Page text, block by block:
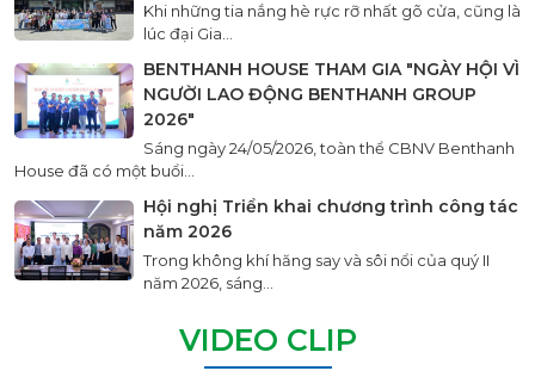
Khi những tia nắng hè rực rỡ nhất gõ cửa, cũng là
lúc đại Gia...
BENTHANH HOUSE THAM GIA "NGÀY HỘI VÌ
NGƯỜI LAO ĐỘNG BENTHANH GROUP
2026"
Sáng ngày 24/05/2026, toàn thể CBNV Benthanh
House đã có một buổi...
Hội nghị Triển khai chương trình công tác
năm 2026
Trong không khí hăng say và sôi nổi của quý II
năm 2026, sáng...
VIDEO CLIP